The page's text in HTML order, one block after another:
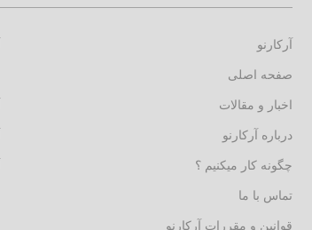
آرکارنو
صفحه اصلی
اخبار و مقالات
درباره آرکارنو
چگونه کار میکنیم ؟
تماس با ما
قوانین و مقررات آرکارنو